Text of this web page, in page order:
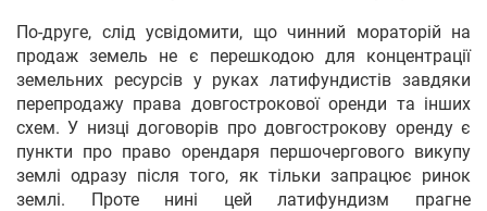
По-друге, слід усвідомити, що чинний мораторій на
продаж земель не є перешкодою для концентрації
земельних ресурсів у руках латифундистів завдяки
перепродажу права довгострокової оренди та інших
схем. У низці договорів про довгострокову оренду є
пункти про право орендаря першочергового викупу
землі одразу після того, як тільки запрацює ринок
землі. Проте нині цей латифундизм прагне